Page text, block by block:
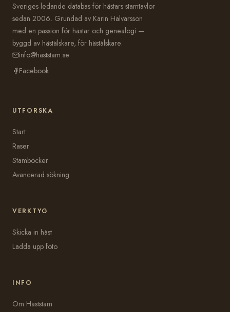
Sveriges ledande databas för hästars stamtavlor
sedan 2006. Grundad av Karin Halvarsson
med en passion för hästar och genealogi —
byggd av hästälskare, för hästälskare.
info@haststam.se
Facebook
UTFORSKA
Start
Raser
Stamböcker
Avancerad sökning
VERKTYG
Skicka in häst
Ladda upp foto
INFO
Om Häststam